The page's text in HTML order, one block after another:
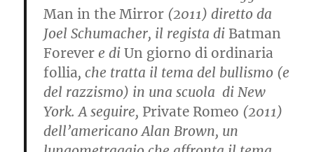
Man in the Mirror (2011) diretto da
Joel Schumacher, il regista di Batman
Forever e diUn giorno di ordinaria
follia, che tratta il tema del bullismo (e
del razzismo) in una scuola di New
York. A seguire, Private Romeo (2011)
dell’americanoAlan Brown, un